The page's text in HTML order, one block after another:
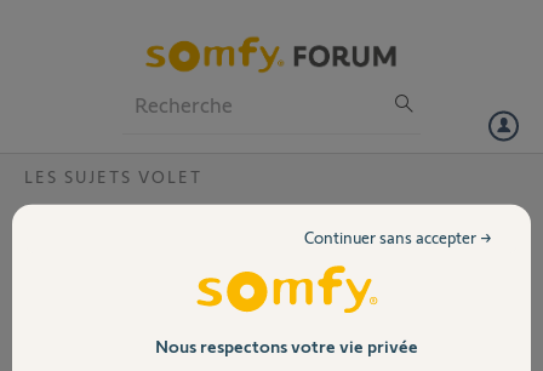
Volet
LES SUJETS VOLET
le volet ne remonte plus, moteur hs ,
il y a plus de 8 ansNous respectons votre vie privée
Continuer sans accepter →